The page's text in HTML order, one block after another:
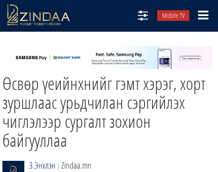
Mobile TV
ТВ8
ӨГЛӨӨНИЙ СОНИН
АУДИО ЗОХИОЛ
ЗИНДАА СЭТГҮҮЛ
Өсвөр үеийнхнийг гэмт хэрэг, хорт
зуршлаас урьдчилан сэргийлэх
чиглэлээр сургалт зохион
байгууллаа
З.Энхлэн | Zindaa.mn